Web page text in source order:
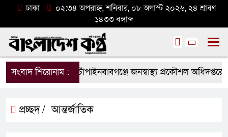
ঢাকা
০২:৩৪ অপরাহ্ন, শনিবার, ০৮ অগাস্ট ২০২৬, ২৪ শ্রাবণ
১৪৩৩ বঙ্গাব্দ
সংবাদ শিরোনাম :চাঁপাইনবাবগঞ্জে জনস্বাস্থ্য প্রকৌশল
প্রচ্ছদ / আন্তর্জাতিক